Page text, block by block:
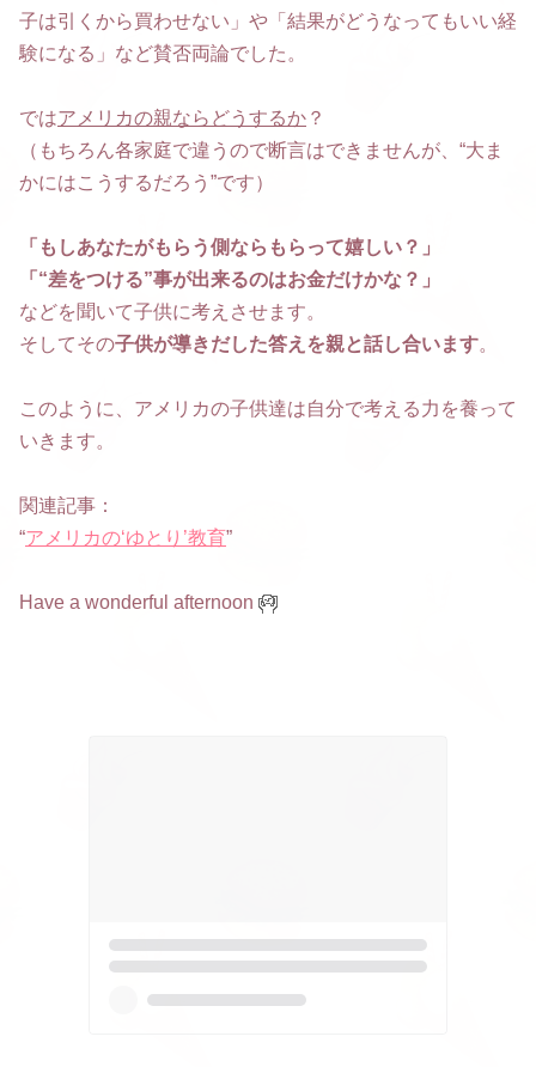
子は引くから買わせない」や「結果がどうなってもいい経
験になる」など賛否両論でした。
ではアメリカの親ならどうするか ？
（もちろん各家庭で違うので断言はできませんが、“大ま
かにはこうするだろう”です）
「もしあなたがもらう側ならもらって嬉しい？」
「“差をつける”事が出来るのはお金だけかな？」
などを聞いて子供に考えさせます。
そしてその子供が導きだした答えを親と話し合います。
このように、アメリカの子供達は自分で考える力を養って
いきます。
関連記事：
“アメリカの‘ゆとり’教育”
Have a wonderful afternoon